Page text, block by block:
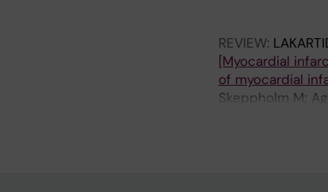
REVIEW:
[Myocardial
of myocardial
Skeppholm M;